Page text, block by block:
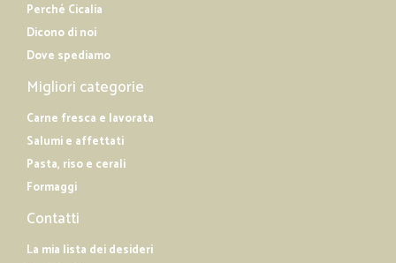
Perché Cicalia
Dicono di noi
Dove spediamo
Migliori categorie
Carne fresca e lavorata
Salumi e affettati
Pasta, riso e cerali
Formaggi
Contatti
La mia lista dei desideri